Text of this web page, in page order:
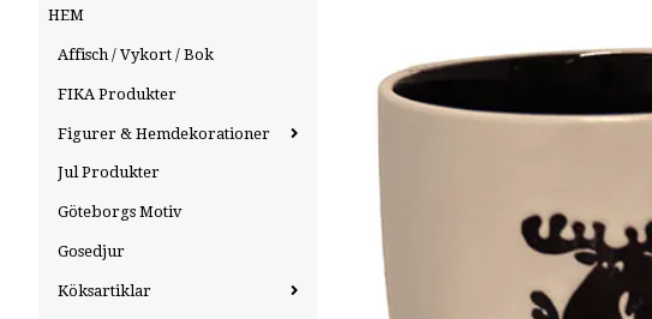
HEM
Affisch / Vykort / Bok
FIKA Produkter
Figurer & Hemdekorationer
Jul Produkter
Göteborgs Motiv
Gosedjur
Köksartiklar